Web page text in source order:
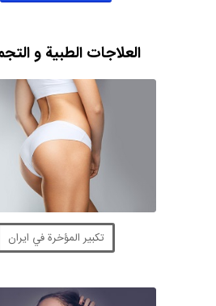
العلاجات الطبية و
تكبير المؤخرة في ايران